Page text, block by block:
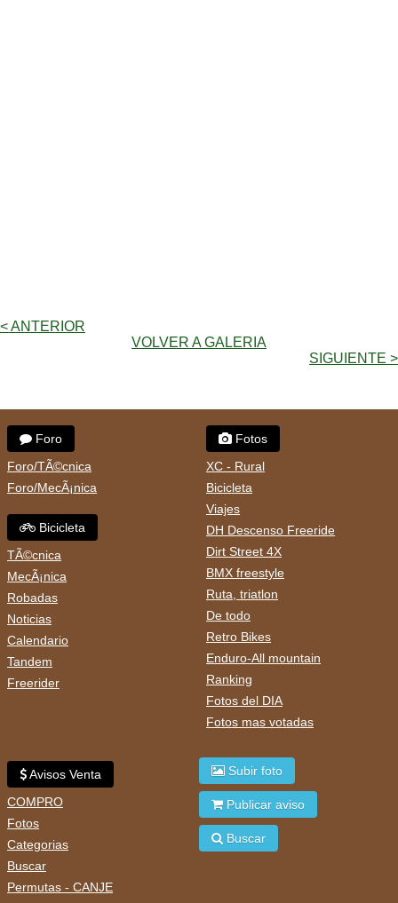
< ANTERIOR
VOLVER A GALERIA
SIGUIENTE >
Foro
Foro/TÃ©cnica
Foro/MecÃ¡nica
Bicicleta
TÃ©cnica
MecÃ¡nica
Robadas
Noticias
Calendario
Tandem
Freerider
Fotos
XC - Rural
Bicicleta
Viajes
DH Descenso Freeride
Dirt Street 4X
BMX freestyle
Ruta, triatlon
De todo
Retro Bikes
Enduro-All mountain
Ranking
Fotos del DIA
Fotos mas votadas
Avisos Venta
COMPRO
Fotos
Categorias
Buscar
Permutas - CANJE
Subir foto
Publicar aviso
Buscar